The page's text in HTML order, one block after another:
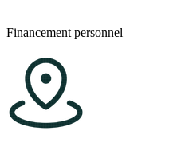
Le secteur de la mode et de
Travailler en équipe
Examen blanc
Sensibilisation au
Introduction
Financement personnel